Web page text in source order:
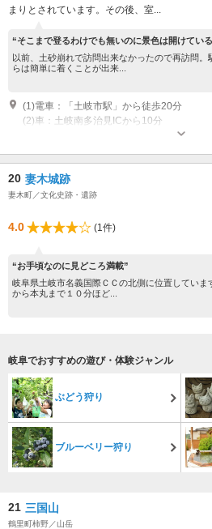
まりとされています。その後、室...
“そこまで登るわけでも無いのに景色は開けてい
以前、土砂崩れで訪問出来なかったので再訪問
らは簡単に着くことが出来...
(1)電車：「土岐市駅」から徒歩20分
(2)車：土岐南多治見ICから10分
20 妻木城跡
妻木町／文化史跡・遺跡
4.0 (1件)
“お手頃なのに見どころ満載”
岐阜県土岐市名義国際ＣＣの北側に位置してい
から本丸まで１０分ほど...
岐阜でおすすめの遊び・体験ジャンル
ぶどう狩り
ブルーベリー狩り
21 三国山
鶴里町柿野／山岳